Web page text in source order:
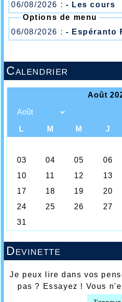
06/08/2026 : - Les cours
Options de menu
06/08/2026 : - Espéranto
Calendrier
Devinette
Je peux lire dans vos
pas ? Essayez ! Vous